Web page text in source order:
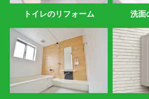
トイレのリフォーム 洗面